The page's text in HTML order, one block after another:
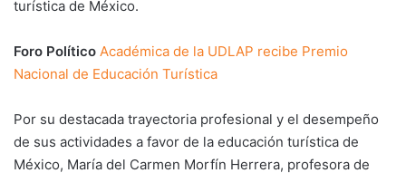
turística de México.
Foro Político Académica de la UDLAP recibe Premio
Nacional de Educación Turística
Por su destacada trayectoria profesional y el desempeño
de sus actividades a favor de la educación turística de
México, María del Carmen Morfín Herrera, profesora de